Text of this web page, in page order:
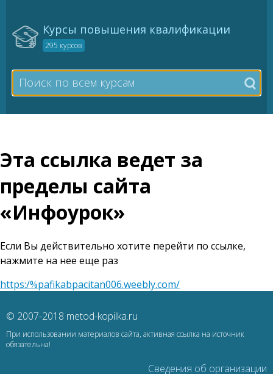
Курсы повышения квалификации
295 курсов
Эта ссылка ведет за
пределы сайта
«Инфоурок»
Если Вы действительно хотите перейти по ссылке,
нажмите на нее еще раз
https:/%pafikabpacitan006.weebly.com/
© 2007-2018 metod-kopilka.ru
При использовании материалов сайта, активная ссылка на источник
обязательна!
Сведения об организации